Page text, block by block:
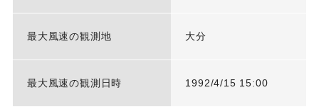
最大風速の観測地 大分
最大風速の観測日時 1992/4/15 15:00